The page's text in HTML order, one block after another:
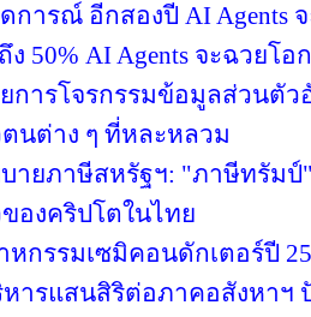
การณ์ อีกสองปี AI Agents
50% AI Agents จะฉวย
การโจรกรรมข้อมูลส่วนตั
นต่าง ๆ ที่หละหลวม
ายภาษีสหรัฐฯ: "ภาษีทรัมป์
องคริปโตในไทย
กรรมเซมิคอนดักเตอร์ปี
หารแสนสิริต่อภาคอสังหา